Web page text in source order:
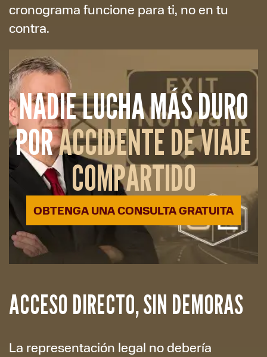
cronograma funcione para ti, no en tu
contra.
NADIE LUCHA MÁS DURO
PORACCIDENTE DE VIAJE
COMPARTIDO
OBTENGA UNA CONSULTA GRATUITA
ACCESO DIRECTO, SIN DEMORAS
La representación legal no debería